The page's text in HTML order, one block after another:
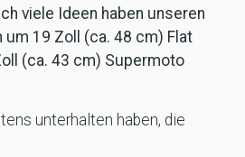
viele Ideen haben unseren
19 Zoll (ca. 48 cm) Flat
(ca. 43 cm) Supermoto
unterhalten haben, die